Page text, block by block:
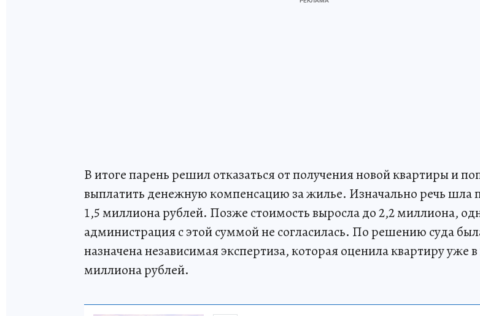
В итоге парень решил отказаться от получения новой квартиры и
выплатить денежную компенсацию за жилье. Изначально речь шла
1,5 миллиона рублей. Позже стоимость выросла до 2,2 миллиона,
администрация с этой суммой не согласилась. По решению суда
назначена независимая экспертиза, которая оценила квартиру уже в
миллиона рублей.